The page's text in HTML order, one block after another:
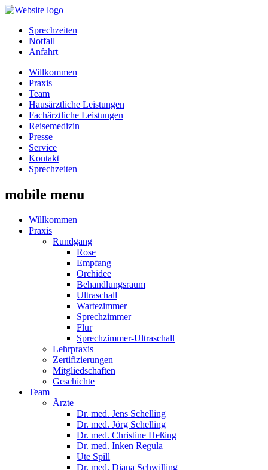
Sprechzeiten
Notfall
Anfahrt
Willkommen
Praxis
Team
Hausärztliche Leistungen
Fachärztliche Leistungen
Reisemedizin
Presse
Service
Kontakt
Sprechzeiten
mobile menu
Willkommen
Praxis
Rundgang
Rose
Empfang
Orchidee
Behandlungsraum
Ultraschall
Wartezimmer
Sprechzimmer
Flur
Sprechzimmer-Ultraschall
Lehrpraxis
Zertifizierungen
Mitgliedschaften
Geschichte
Team
Ärzte
Dr. med. Jens Schelling
Dr. med. Jörg Schelling
Dr. med. Christine Heßing
Dr. med. Inken Regula
Ute Spill
Dr. med. Diana Schwilling